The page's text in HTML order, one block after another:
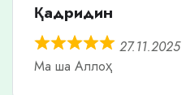
Қадридин
27.11.2025
Ма ша Аллоҳ